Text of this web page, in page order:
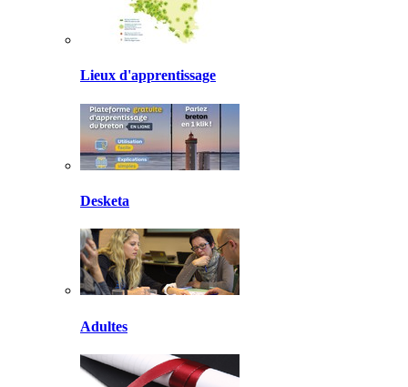
Lieux d'apprentissage
Desketa
Adultes